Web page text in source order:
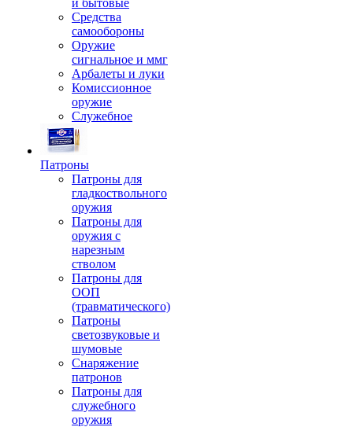
и бытовые
Средства
самообороны
Оружие
сигнальное и ммг
Арбалеты и луки
Комиссионное
оружие
Служебное
Патроны
Патроны для
гладкоствольного
оружия
Патроны для
оружия с
нарезным
стволом
Патроны для
ООП
(травматического)
Патроны
светозвуковые и
шумовые
Снаряжение
патронов
Патроны для
служебного
оружия